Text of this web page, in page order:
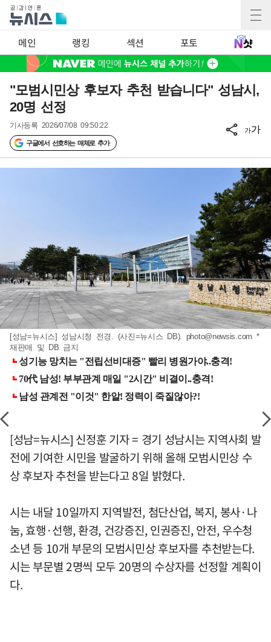
메인 랭킹 섹션 포토
"모범시민상 후보자 추천 받습니다" 성남시,
20명 선정
기사등록 2026/07/08 09:50:22
구글에서 선호하는 매체로 추가
가가
[성남=뉴시스] 성남시청 전경. (사진=뉴시스 DB). photo@newsis.com *
재판매 및 DB 금지
[성남=뉴시스] 신정훈 기자 = 경기 성남시는 지역사회 발
전에 기여한 시민을 발굴하기 위해 올해 모범시민상 수
상 후보자 추천을 받는다고 8일 밝혔다.
시는 내달 10일까지 지역발전, 첨단산업, 복지, 봉사·나
눔, 효행·선행, 환경, 건강증진, 인권증진, 안전, 우수청
소년 등 10개 부문의 모범시민상 후보자를 추천받는다.
시는 부문별 2명씩 모두 20명의 수상자를 선정할 계획이
다.